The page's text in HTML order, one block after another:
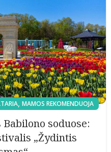
, MAMOS REKOMENDUOJA
soduose:
„Žydintis